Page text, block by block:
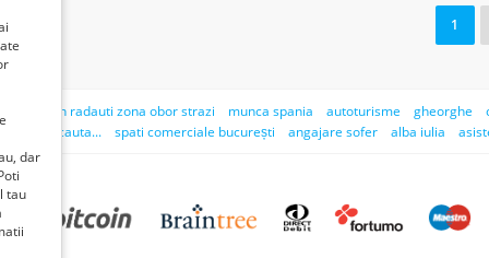
1
dar
tau
inchiriat in radauti zona obor strazi munca spania autoturisme gheorghe
cauta... spati comerciale bucurești angajare sofer alba iulia